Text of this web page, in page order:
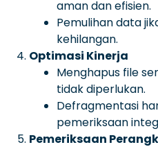
aman dan efisien.
Pemulihan data
kehilangan.
Optimasi Kinerja
Menghapus file
tidak diperlukan.
Defragmentasi
pemeriksaan
Pemeriksaan